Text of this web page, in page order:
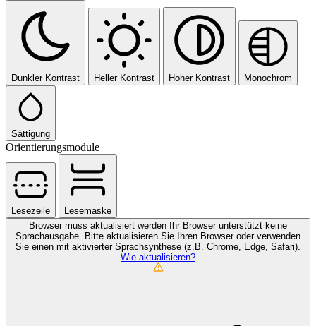
Dunkler Kontrast Heller Kontrast Hoher Kontrast Monochrom
Sättigung
Orientierungsmodule
Lesezeile
Lesemaske
Browser muss aktualisiert werden Ihr Browser unterstützt keine
Sprachausgabe. Bitte aktualisieren Sie Ihren Browser oder verwenden
Sie einen mit aktivierter Sprachsynthese (z.B. Chrome, Edge, Safari).
Wie aktualisieren?